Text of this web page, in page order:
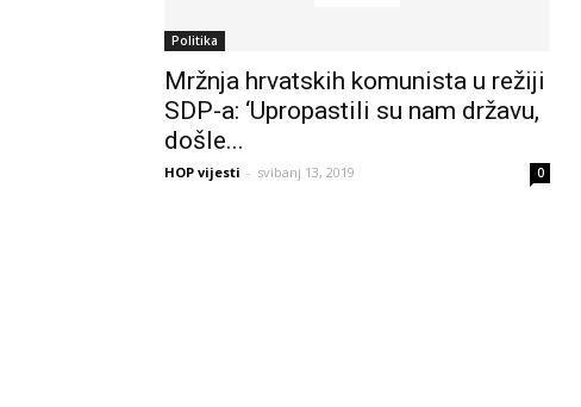
Politika
Mržnja hrvatskih komunista u režiji
SDP-a: ‘Upropastili su nam državu,
došle...
HOP vijesti - svibanj 13, 2019 0